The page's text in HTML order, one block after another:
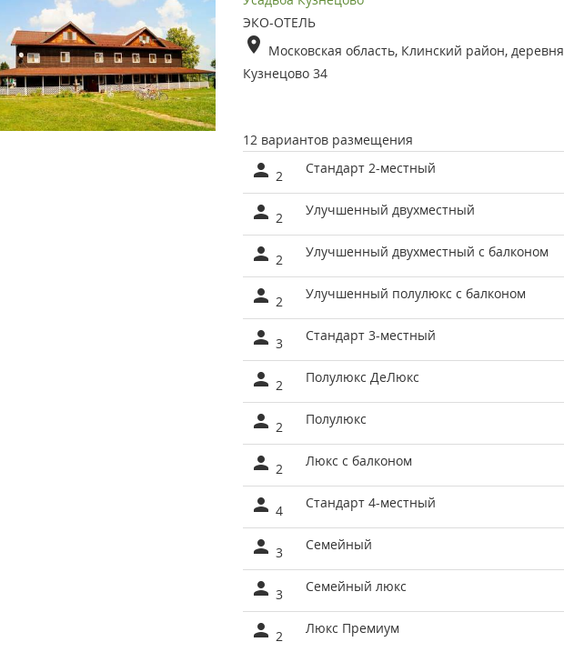
ЭКО-ОТЕЛЬ
Московская область, Клинский район, деревня
Кузнецово 34
12 вариантов размещения
2 Стандарт 2-местный
2 Улучшенный двухместный
2 Улучшенный двухместный с балконом
2 Улучшенный полулюкс с балконом
3 Стандарт 3-местный
2 Полулюкс ДеЛюкс
2 Полулюкс
2 Люкс с балконом
4 Стандарт 4-местный
3 Семейный
3 Семейный люкс
2 Люкс Премиум